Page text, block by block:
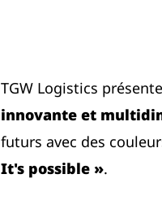
TGW Logistics
innovante et
futurs avec des
It's possible ».